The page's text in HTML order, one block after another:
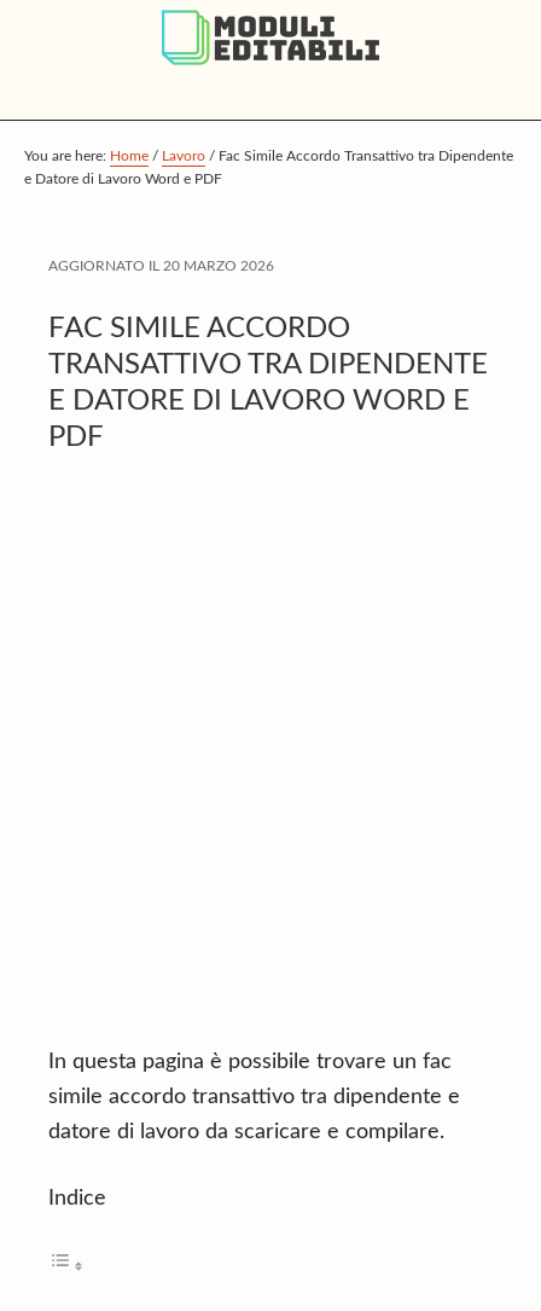
p
t
a
n
o
n
p
t
r
m
r
y
p
t
o
t
r
You are here: Home / Lavoro / Fac Simile Accordo Transattivo tra Dipendente
e Datore di Lavoro Word e PDF
AGGIORNATO IL 20 MARZO 2026
FAC SIMILE ACCORDO
TRANSATTIVO TRA DIPENDENTE
E DATORE DI LAVORO WORD E
PDF
In questa pagina è possibile trovare un fac
simile accordo transattivo tra dipendente e
datore di lavoro da scaricare e compilare.
Indice